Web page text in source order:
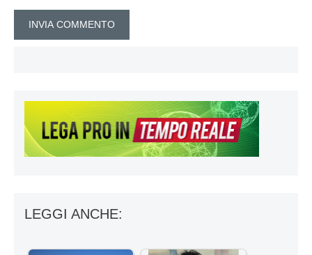
LEGGI ANCHE: